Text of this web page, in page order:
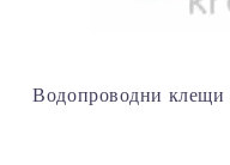
Водопроводни клещи